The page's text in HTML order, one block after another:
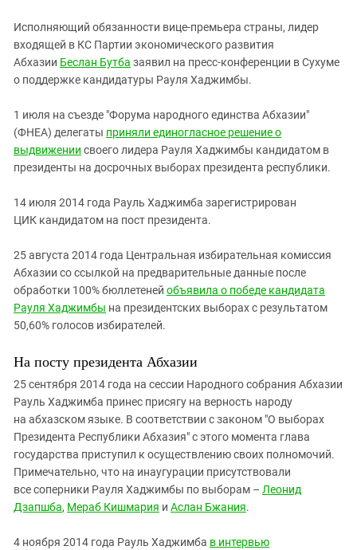
Исполняющий обязанности вице-премьера страны, лидер
входящей в КС Партии экономического развития
Абхазии Беслан Бутба заявил на пресс-конференции в Сухуме
о поддержке кандидатуры Рауля Хаджимбы.
1 июля на съезде "Форума народного единства Абхазии"
(ФНЕА) делегаты приняли единогласное решение о
выдвижении своего лидера Рауля Хаджимбы кандидатом в
президенты на досрочных выборах президента республики.
14 июля 2014 года Рауль Хаджимба зарегистрирован
ЦИК кандидатом на пост президента.
25 августа 2014 года Центральная избирательная комиссия
Абхазии со ссылкой на предварительные данные после
обработки 100% бюллетеней объявила о победе кандидата
Рауля Хаджимбы на президентских выборах с результатом
50,60% голосов избирателей.
На посту президента Абхазии
25 сентября 2014 года на сессии Народного собрания Абхазии
Рауль Хаджимба принес присягу на верность народу
на абхазском языке. В соответствии с законом "О выборах
Президента Республики Абхазия" с этого момента глава
государства приступил к осуществлению своих полномочий.
Примечательно, что на инаугурации присутствовали
все соперники Рауля Хаджимбы по выборам – Леонид
Дзапшба, Мераб Кишмария и Аслан Бжания.
4 ноября 2014 года Рауль Хаджимба в интервью